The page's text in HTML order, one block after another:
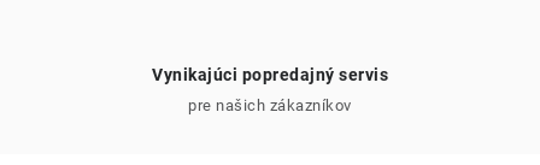
Vynikajúci popredajný servis
pre našich zákazníkov